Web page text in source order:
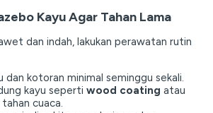
Kayu Agar Tahan Lama
dan indah, lakukan perawatan rutin
dan kotoran minimal seminggu sekali.
kayu seperti wood coating atau
cuaca.